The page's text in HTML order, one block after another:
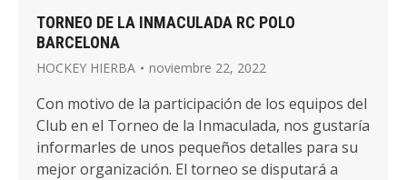
TORNEO DE LA INMACULADA RC POLO
BARCELONA
HOCKEY HIERBA noviembre 22, 2022
Con motivo de la participación de los equipos del
Club en el Torneo de la Inmaculada, nos gustaría
informarles de unos pequeños detalles para su
mejor organización. El torneo se disputará a